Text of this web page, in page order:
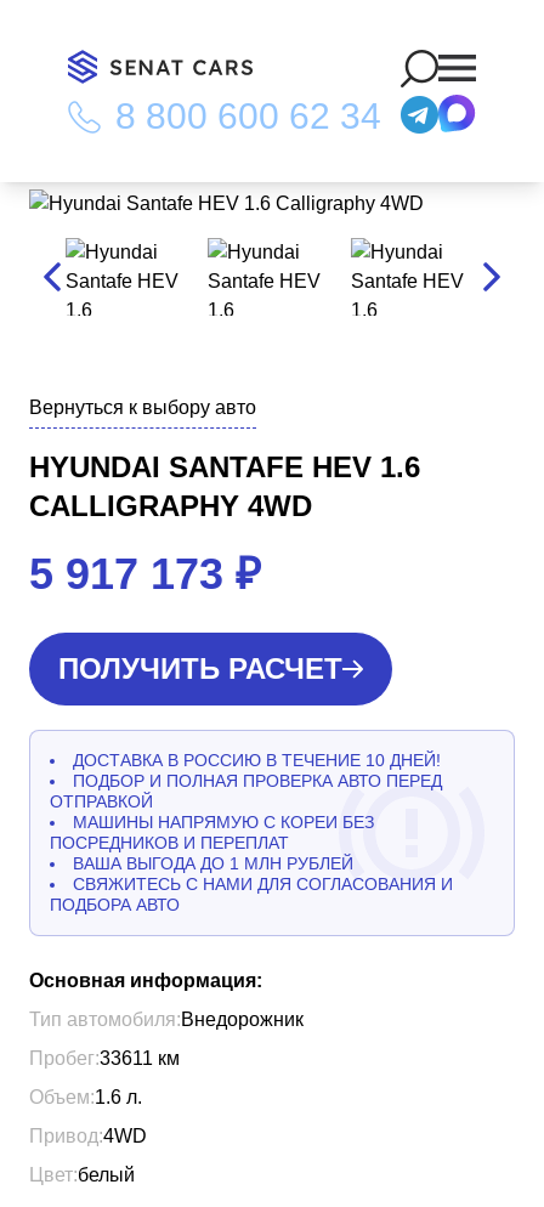
8 800 600 62 34
Главная Каталог/Hyundai Santafe HEV 1.6 Calligraphy 4WD
Вернуться к выбору авто
HYUNDAI SANTAFE HEV 1.6
CALLIGRAPHY 4WD
5 917 173 ₽
ПОЛУЧИТЬ РАСЧЕТ
ДОСТАВКА В РОССИЮ В ТЕЧЕНИЕ 10 ДНЕЙ!
ПОДБОР И ПОЛНАЯ ПРОВЕРКА АВТО ПЕРЕД
ОТПРАВКОЙ
МАШИНЫ НАПРЯМУЮ С КОРЕИ БЕЗ
ПОСРЕДНИКОВ И ПЕРЕПЛАТ
ВАША ВЫГОДА ДО 1 МЛН РУБЛЕЙ
СВЯЖИТЕСЬ С НАМИ ДЛЯ СОГЛАСОВАНИЯ И
ПОДБОРА АВТО
Основная информация:
Тип автомобиля:Внедорожник
Пробег:33611 км
Объем:1.6 л.
Привод:4WD
Цвет:белый